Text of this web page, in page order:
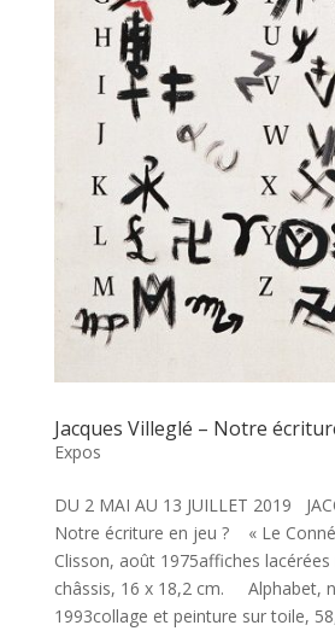
Jacques Villeglé – Notre
Expos
DU 2 MAI AU 13 JUILLET 2019
Notre écriture en jeu ? « Le
Clisson, août 1975affiches
châssis, 16 x 18,2 cm. Alphabet,
1993collage et peinture sur toile,